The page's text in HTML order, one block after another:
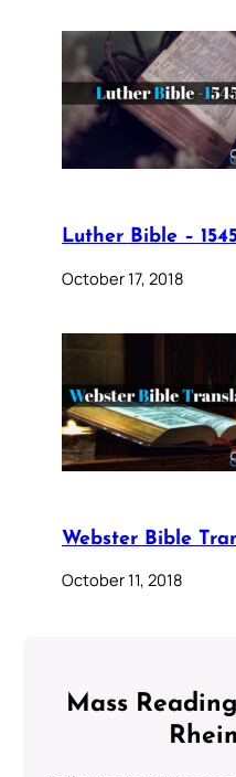
Luther Bible –
October 17, 2018
Webster Bible
October 11, 2018
Mass